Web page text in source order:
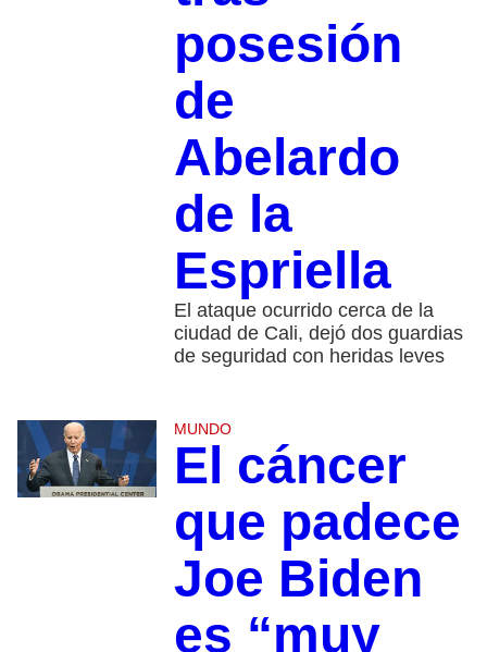
posesión
de
Abelardo
de la
Espriella
El ataque ocurrido cerca de la
ciudad de Cali, dejó dos guardias
de seguridad con heridas leves
MUNDO
El cáncer
que padece
Joe Biden
es “muy